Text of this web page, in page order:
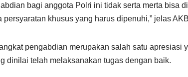
bagi anggota Polri ini tidak serta merta bisa
persyaratan khusus yang harus dipenuhi,” jelas
pengabdian merupakan salah satu apresiasi
dinilai telah melaksanakan tugas dengan baik.